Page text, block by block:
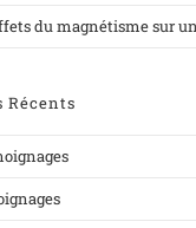
du magnétisme sur
Récents